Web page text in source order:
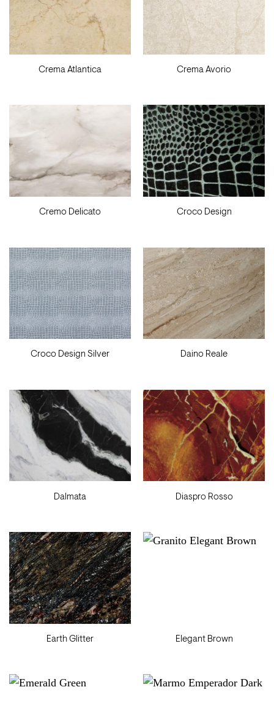
Crema Atlantica Crema Avorio
Cremo Delicato Croco Design
Croco Design Silver Daino Reale
Dalmata Diaspro Rosso
Earth Glitter Elegant Brown